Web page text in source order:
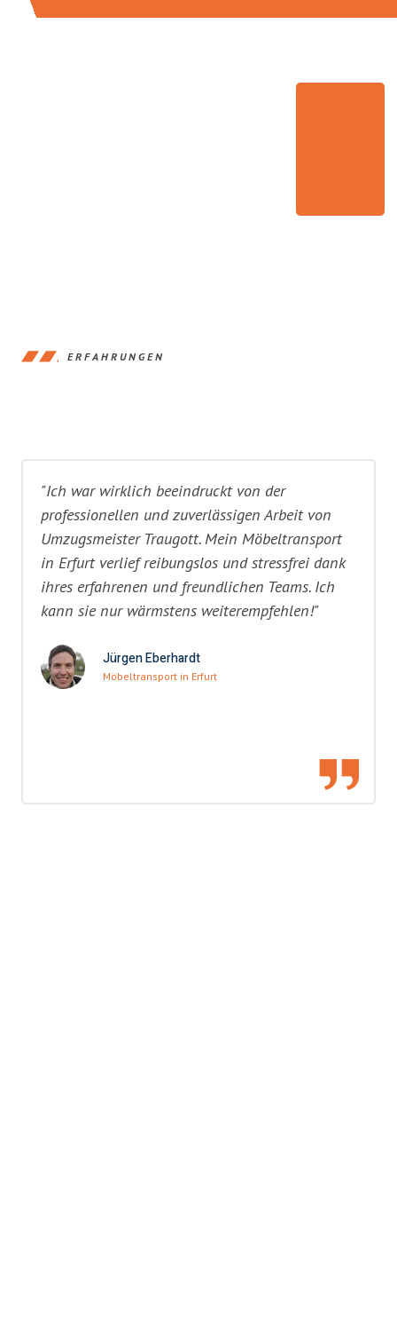
ERFAHRUNGEN
"Ich war wirklich beeindruckt von der
professionellen und zuverlässigen Arbeit von
Umzugsmeister Traugott. Mein Möbeltransport
in Erfurt verlief reibungslos und stressfrei dank
ihres erfahrenen und freundlichen Teams. Ich
kann sie nur wärmstens weiterempfehlen!"
Jürgen Eberhardt
Möbeltransport in Erfurt